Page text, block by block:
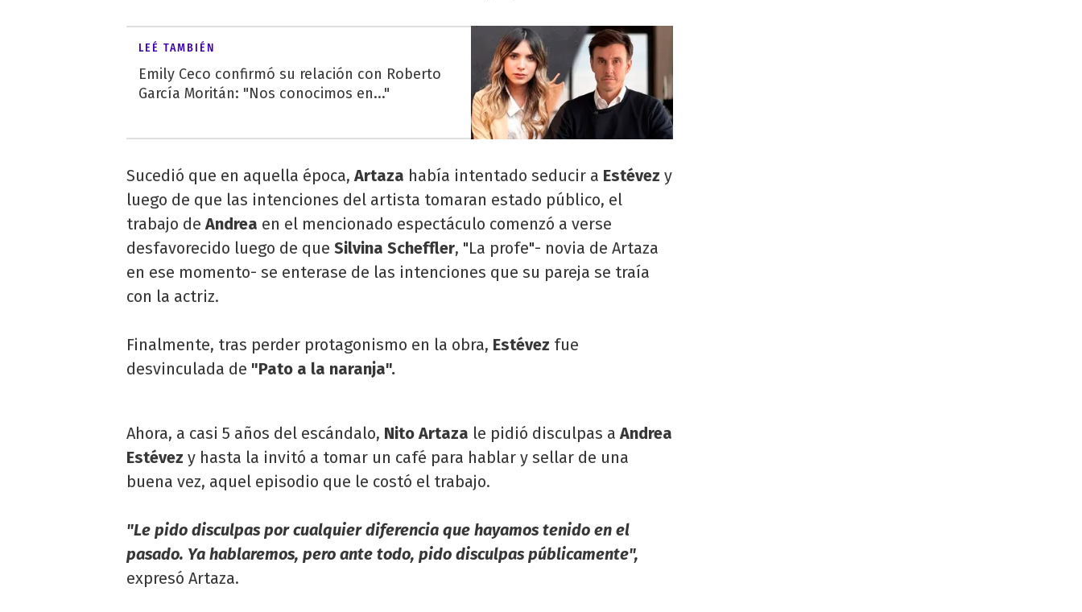
LEÉ TAMBIÉN
Emily Ceco confirmó su relación con Roberto
García Moritán: "Nos conocimos en..."
Sucedió que en aquella época, Artaza había intentado seducir a Estévez y
luego de que las intenciones del artista tomaran estado público, el
trabajo de Andrea en el mencionado espectáculo comenzó a verse
desfavorecido luego de que Silvina Scheffler, "La profe"- novia de Artaza
en ese momento- se enterase de las intenciones que su pareja se traía
con la actriz.
Finalmente, tras perder protagonismo en la obra, Estévez fue
desvinculada de "Pato a la naranja".
Ahora, a casi 5 años del escándalo, Nito Artaza le pidió disculpas a Andrea
Estévez y hasta la invitó a tomar un café para hablar y sellar de una
buena vez, aquel episodio que le costó el trabajo.
"Le pido disculpas por cualquier diferencia que hayamos tenido en el
pasado. Ya hablaremos, pero ante todo, pido disculpas públicamente",
expresó Artaza.